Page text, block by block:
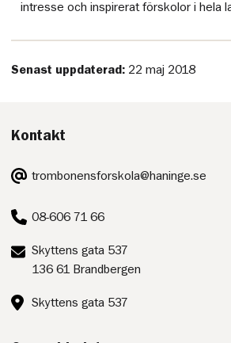
intresse och inspirerat förskolor i hela
Senast uppdaterad: 22 maj 2018
Kontakt
E-
post:
trombonensforskola@haninge.se
Telefon:
08-606 71 66
Postadress:
Skyttens gata 537
136 61 Brandbergen
Besöksadress:
Skyttens gata 537